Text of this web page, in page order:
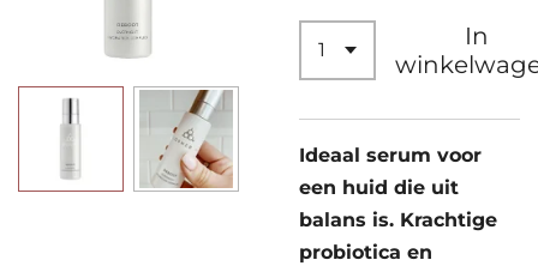
In
Ideaal serum voor
een huid die uit
balans is. Krachtige
probiotica en